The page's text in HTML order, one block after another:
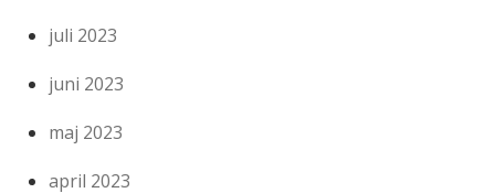
juli 2023
juni 2023
maj 2023
april 2023